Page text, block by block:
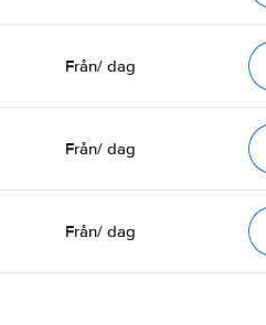
Från/ dag
Från/ dag
Från/ dag